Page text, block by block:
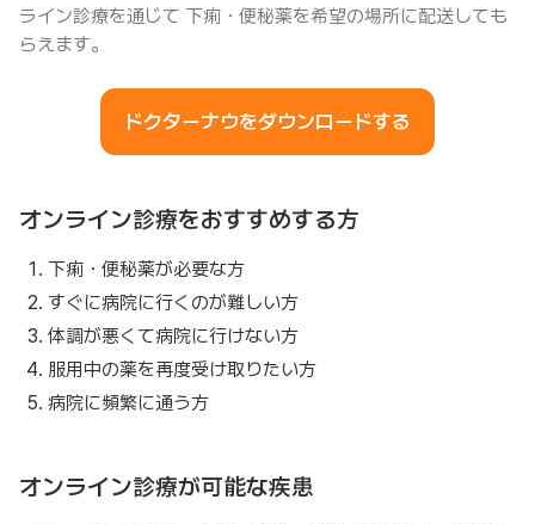
ライン診療を通じて 下痢・便秘薬を希望の場所に配送しても
らえます。
ドクターナウをダウンロードする
オンライン診療をおすすめする方
下痢・便秘薬が必要な方
すぐに病院に行くのが難しい方
体調が悪くて病院に行けない方
服用中の薬を再度受け取りたい方
病院に頻繁に通う方
オンライン診療が可能な疾患